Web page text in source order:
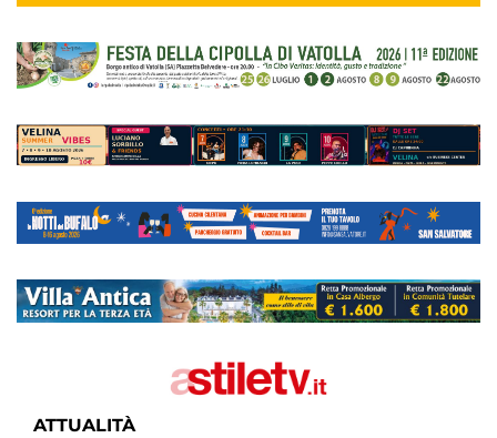
ATTUALITÀ